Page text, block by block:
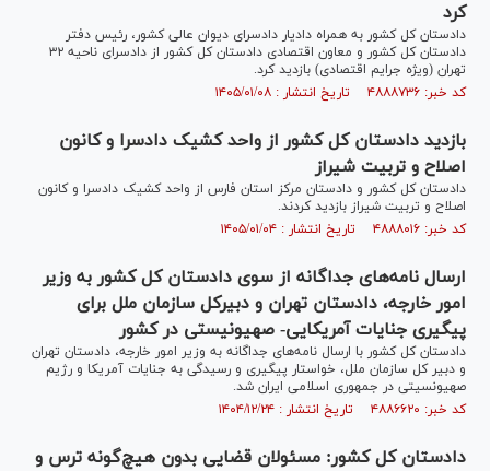
کرد
دادستان کل کشور به همراه دادیار دادسرای دیوان عالی کشور، رئیس دفتر
دادستان کل کشور و معاون اقتصادی دادستان کل کشور از دادسرای ناحیه ۳۲
تهران (ویژه جرایم اقتصادی) بازدید کرد.
کد خبر: ۴۸۸۸۷۳۶ تاریخ انتشار : ۱۴۰۵/۰۱/۰۸
بازدید دادستان کل کشور از واحد کشیک دادسرا و کانون
اصلاح و تربیت شیراز
دادستان کل کشور و دادستان مرکز استان فارس از واحد کشیک دادسرا و کانون
اصلاح و تربیت شیراز بازدید کردند.
کد خبر: ۴۸۸۸۰۱۶ تاریخ انتشار : ۱۴۰۵/۰۱/۰۴
ارسال نامه‌های جداگانه از سوی دادستان کل کشور به وزیر
امور خارجه، دادستان تهران و دبیرکل سازمان ملل برای
پیگیری جنایات آمریکایی- صهیونیستی در کشور
دادستان کل کشور با ارسال نامه‌های جداگانه به وزیر امور خارجه، دادستان تهران
و دبیر کل سازمان ملل، خواستار پیگیری و رسیدگی به جنایات آمریکا و رژیم
صهیونسیتی در جمهوری اسلامی ایران شد.
کد خبر: ۴۸۸۶۶۲۰ تاریخ انتشار : ۱۴۰۴/۱۲/۲۴
دادستان کل کشور: مسئولان قضایی بدون هیچ‌گونه ترس و